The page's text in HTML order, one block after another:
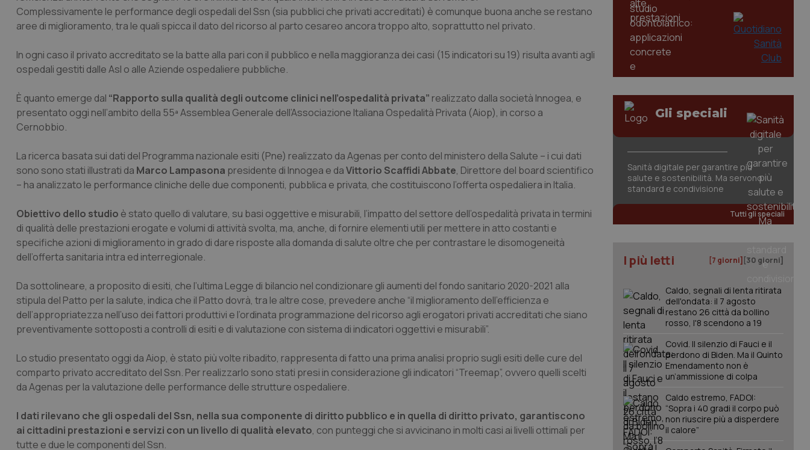
Complessivamente le performance degli ospedali del Ssn (sia pubblici che privati accreditati) è comunque buona anche se restano
aree di miglioramento, tra le quali spicca il dato del ricorso al parto cesareo ancora troppo alto, soprattutto nel privato.
In ogni caso il privato accreditato se la batte alla pari con il pubblico e nella maggioranza dei casi (15 indicatori su 19) risulta avanti agli
ospedali gestiti dalle Asl o alle Aziende ospedaliere pubbliche.
È quanto emerge dal “Rapporto sulla qualità degli outcome clinici nell’ospedalità privata” realizzato dalla società Innogea, e
presentato oggi nell’ambito della 55ª Assemblea Generale dell’Associazione Italiana Ospedalità Privata (Aiop), in corso a
Cernobbio.
La ricerca basata sui dati del Programma nazionale esiti (Pne) realizzato da Agenas per conto del ministero della Salute – i cui dati
sono sono stati illustrati da Marco Lampasona presidente di Innogea e daVittorio Scaffidi Abbate, Direttore del board scientifico
– ha analizzato le performance cliniche delle due componenti, pubblica e privata, che costituiscono l’offerta ospedaliera in Italia.
Obiettivo dello studio è stato quello di valutare, su basi oggettive e misurabili, l’impatto del settore dell’ospedalità privata in termini
di qualità delle prestazioni erogate e volumi di attività svolta, ma, anche, di fornire elementi utili per mettere in atto costanti e
specifiche azioni di miglioramento in grado di dare risposte alla domanda di salute oltre che per contrastare le disomogeneità
dell’offerta sanitaria intra ed interregionale.
Da sottolineare, a proposito di esiti, che l’ultima Legge di bilancio nel condizionare gli aumenti del fondo sanitario 2020-2021 alla
stipula del Patto per la salute, indica che il Patto dovrà, tra le altre cose, prevedere anche “il miglioramento dell’efficienza e
dell’appropriatezza nell’uso dei fattori produttivi e l’ordinata programmazione del ricorso agli erogatori privati accreditati che siano
preventivamente sottoposti a controlli di esiti e di valutazione con sistema di indicatori oggettivi e misurabili”.
Lo studio presentato oggi da Aiop, è stato più volte ribadito, rappresenta di fatto una prima analisi proprio sugli esiti delle cure del
comparto privato accreditato del Ssn. Per realizzarlo sono stati presi in considerazione gli indicatori “Treemap”, ovvero quelli scelti
da Agenas per la valutazione delle performance delle strutture ospedaliere.
I dati rilevano che gli ospedali del Ssn, nella sua componente di diritto pubblico e in quella di diritto privato, garantiscono
ai cittadini prestazioni e servizi con un livello di qualità elevato, con punteggi che si avvicinano in molti casi ai livelli ottimali per
tutte e due le componenti del Ssn.
Gli speciali
Sanità digitale per garantire più
salute e sostenibilità. Ma servono
standard e condivisione
Tutti gli speciali
I più letti [7 giorni] [30 giorni]
Caldo, segnali di lenta ritirata
dell'ondata: il 7 agosto
restano 26 città da bollino
rosso, l'8 scendono a 19
Covid. Il silenzio di Fauci e il
perdono di Biden. Ma il Quinto
Emendamento non è
un’ammissione di colpa
Caldo estremo, FADOI:
“Sopra i 40 gradi il corpo può
non riuscire più a disperdere
il calore”